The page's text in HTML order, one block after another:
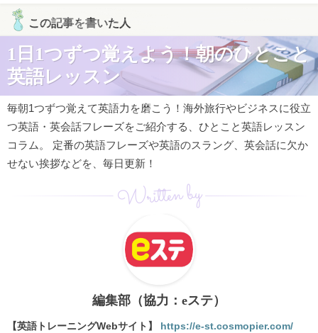
この記事を書いた人
1日1つずつ覚えよう！朝のひとこと
英語レッスン
毎朝1つずつ覚えて英語力を磨こう！海外旅行やビジネスに役立
つ英語・英会話フレーズをご紹介する、ひとこと英語レッスン
コラム。 定番の英語フレーズや英語のスラング、英会話に欠か
せない挨拶などを、毎日更新！
Written by
編集部（協力：eステ）
【英語トレーニングWebサイト】 https://e-st.cosmopier.com/